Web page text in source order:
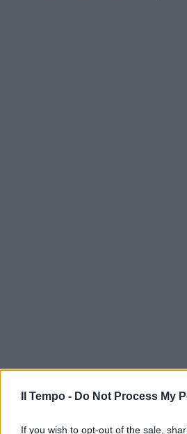
Il Tempo - Do Not Process My
If you wish to opt-out of the sale,